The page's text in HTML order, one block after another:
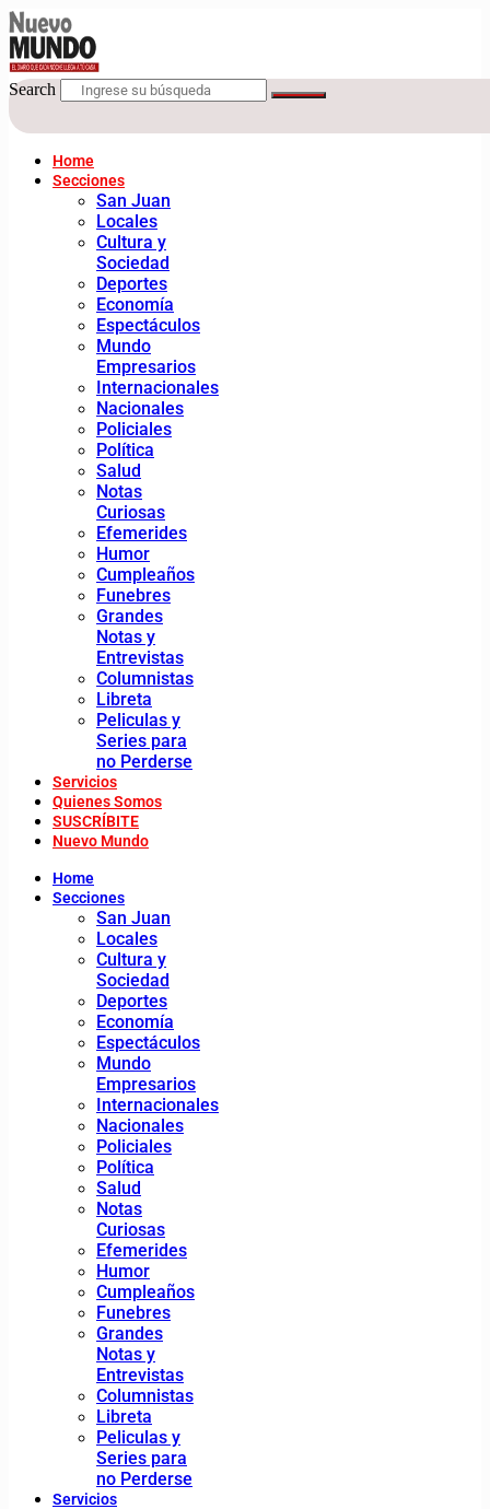
Search
Home
Secciones
San Juan
Locales
Cultura y
Sociedad
Deportes
Economía
Espectáculos
Mundo
Empresarios
Internacionales
Nacionales
Policiales
Política
Salud
Notas
Curiosas
Efemerides
Humor
Cumpleaños
Funebres
Grandes
Notas y
Entrevistas
Columnistas
Libreta
Peliculas y
Series para
no Perderse
Servicios
Quienes Somos
SUSCRÍBITE
Nuevo Mundo
Home
Secciones
San Juan
Locales
Cultura y
Sociedad
Deportes
Economía
Espectáculos
Mundo
Empresarios
Internacionales
Nacionales
Policiales
Política
Salud
Notas
Curiosas
Efemerides
Humor
Cumpleaños
Funebres
Grandes
Notas y
Entrevistas
Columnistas
Libreta
Peliculas y
Series para
no Perderse
Servicios